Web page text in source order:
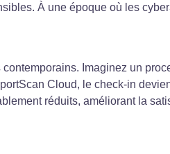
À une époque où les
Imaginez un
Cloud, le check-in
réduits, améliorant la